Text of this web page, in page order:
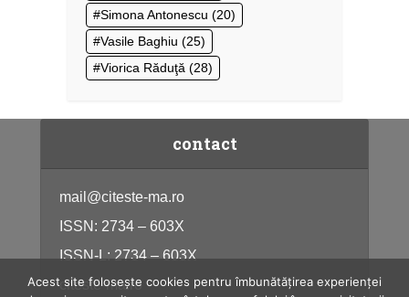
Simona Antonescu (20)
Vasile Baghiu (25)
Viorica Răduţă (28)
contact
mail@citeste-ma.ro
ISSN: 2734 – 603X
ISSN-L: 2734 – 603X
citeste-ma.ro
Acest site folosește cookies pentru îmbunătățirea experienței